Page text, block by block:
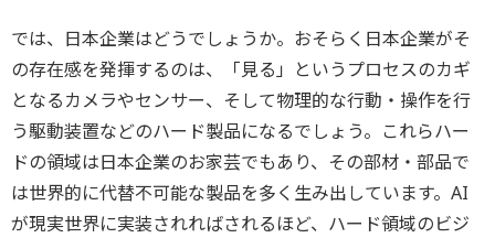
では、日本企業はどうでしょうか。おそらく日本企業がそ
の存在感を発揮するのは、「見る」というプロセスのカギ
となるカメラやセンサー、そして物理的な行動・操作を行
う駆動装置などのハード製品になるでしょう。これらハー
ドの領域は日本企業のお家芸でもあり、その部材・部品で
は世界的に代替不可能な製品を多く生み出しています。AI
が現実世界に実装されればされるほど、ハード領域のビジ